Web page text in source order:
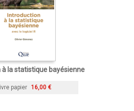
à la statistique bayésienne
papier 16,00 €